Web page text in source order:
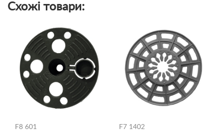
Схожі товари:
F8 601 F7 1402